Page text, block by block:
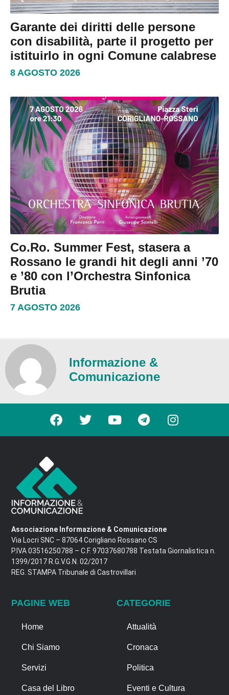
Garante dei diritti delle persone
con disabilità, parte il progetto per
istituirlo in ogni Comune calabrese
8 AGOSTO 2026
Co.Ro. Summer Fest, stasera a
Rossano le grandi hit degli anni ’70
e ’80 con l’Orchestra Sinfonica
Brutia
7 AGOSTO 2026
Informazione &
Comunicazione
Associazione Informazione & Comunicazione
Via Locri SNC – 87064 Corigliano Rossano CS
P.IVA 03516250788 – C.F. 97037680788 Testata Giornalistica n.
1399/2017 R.G.V.G.N. 02/2017
REG. STAMPA Tribunale di Castrovillari
PAGINE WEB
Home
Chi Siamo
Servizi
Casa del Libro
CATEGORIE
Attualità
Cronaca
Politica
Eventi e Cultura